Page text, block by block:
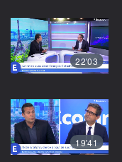
22'03
19'41